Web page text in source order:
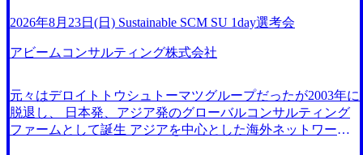
された方 ・すでに応募いただいている方で、書類選考を通
・4年生大学卒業に限る ・大手総合コンサルティングファー
● 戦略コンサルタント ・4年生大学卒業に限る ・以下のいず
れかの実務経験を有する方 - MBB及び戦略ファームでの
コンサルティング経験2年以上 - BIG4のStrategy部門におけ
るコンサルティング経験2年以上 ● 求める人物像 ・高いコミ
の観点から提案活動、社内トレーニングを実施。 ● アソシ
エイトパートナー 主要クライアントの責任者として、大規
模/高難易度プロジェクトの統括管理・推進を担う。会社経
営の観点から新規クライアント開拓や社内全体のトレーニン
要クライアントの統括責任者を担う。主に業界/テーマの有
識者としてプロジェクト全体の品質担保やマネジメント全般
を担当。会社経営の観点から、統括管理を実施。 ● 執行役
省：事業者の申請手続きを電子化する「保安ネット」を構
a/case-studies/public-service/meti-industry-safety-network)（公共
刷新 (https://www.accenture.com/jp-ja/case-studies/consumer-goods
-services/calbee)（消費財・サービス） 世界49カ国に約73万人
以上（2024年5月時点）の社員を擁し、世界120以上の国の企
業を顧客に売上641億ドルを誇る 日本では2.3万人以上の従業
main/html/rd/p/000000612.000010591.html) レバレジーズ、モチ
ベーション管理システム「NALYSYS」リリース (https://prtim
es.jp/main/html/rd/p/000000622.000010591.html) YouTube（【公
h) レバレジーズで活躍するメンバー紹介！〜 管理職種編 〜
(https://www.youtube.com/watch?v=RETwZKac2UI) レバレジー
ズで活躍するメンバー紹介！〜 営業職種編 〜 (https://www.y
2026年8月23日(日) Sustainable SCM SU 1day選考会
アビームコンサルティング株式会社
元々はデロイトトウシュトーマツグループだったが2003年に
脱退し、 日本発、アジア発のグローバルコンサルティング
ファームとして誕生 アジアを中心とした海外ネットワーク